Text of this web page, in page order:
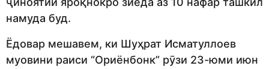
намуда буд.
Ёдовар мешавем, ки Шуҳрат Исматуллоев
муовини раиси “Ориёнбонк” рӯзи 23-юми июн